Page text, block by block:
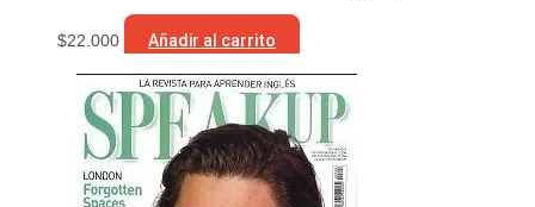
$22.000 Añadir al carrito